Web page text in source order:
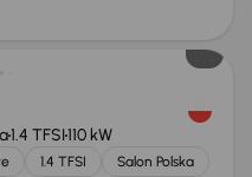
1.4 TFSI110 kW
1.4 TFSI
Salon Polska